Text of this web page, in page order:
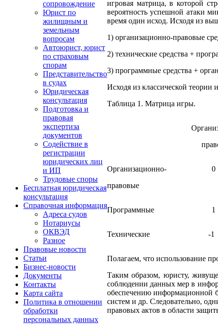
сопровождение
Юрист по
жилищным и
земельным
вопросам
Автоюрист, юрист
по страховым
спорам
Представительство
в судах
Юридическая
консультация
Подготовка и
правовая
экспертиза
документов
Содействие в
регистрации
юридических лиц
и ИП
Трудовые споры
Бесплатная юридическая
консультация
Справочная информация
Адреса судов
Нотариусы
ОКВЭД
Разное
Правовые новости
Статьи
Бизнес-новости
Документы
Контакты
Карта сайта
Политика в отношении
обработки
персональных данных
игровая матрица, в которой
вероятность успешной атаки
время один исход. Исходя из
1) организационно-правовые
2) технические средства +
3) программные средства +
Исходя из классической
Таблица 1. Матрица игры.
Организационно-
правовые
Программные
Технические -
Полагаем, что использование
Таким образом, юристу,
соблюдении данных мер в
обеспечению информационной
систем и др. Следовательно,
правовых актов в области